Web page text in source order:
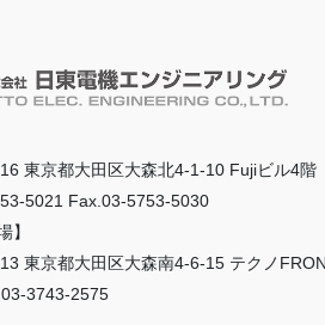
東京都大田区大森北4-1-10 Fujiビル4階
5021 Fax.03-5753-5030
】
東京都大田区大森南4-6-15 テクノ
3743-2575